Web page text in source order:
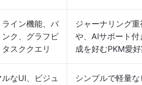
ライン機能、バ
ンク、グラフビ
スククエリ
ジャーナリング
や、AIサポート
成を好むPKM愛
ルなUI、ビジュ
シンプルで軽量